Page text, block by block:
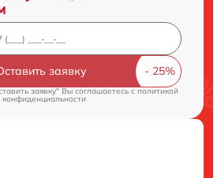
заявку
заявку" Вы соглашаетесь cполитикой
конфиденциальности